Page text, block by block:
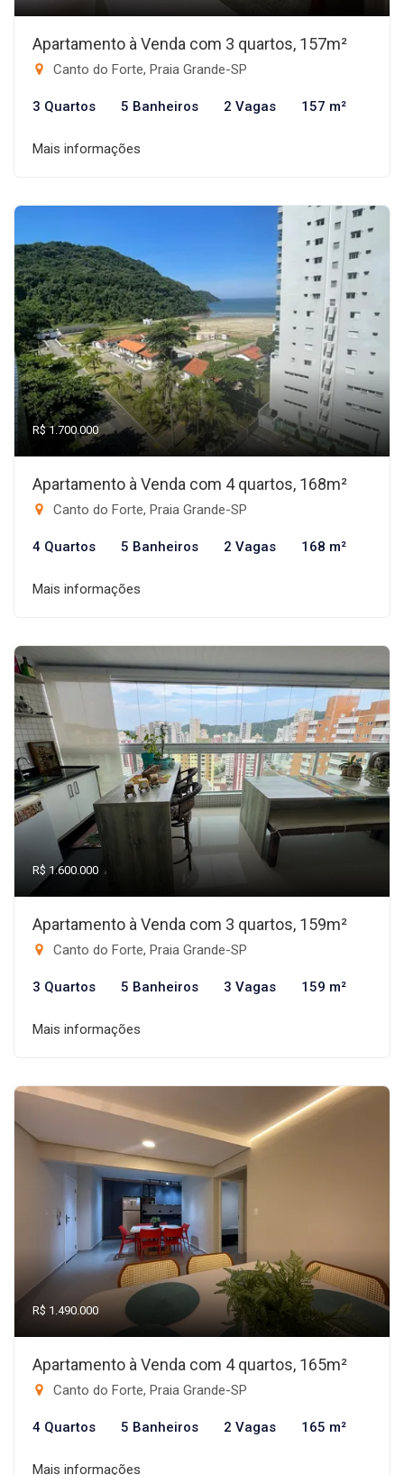
Apartamento à Venda com 3 quartos, 157m²
Canto do Forte, Praia Grande-SP
3 Quartos 5 Banheiros 2 Vagas 157 m²
Mais informações
R$ 1.700.000
Apartamento à Venda com 4 quartos, 168m²
Canto do Forte, Praia Grande-SP
4 Quartos 5 Banheiros 2 Vagas 168 m²
Mais informações
R$ 1.600.000
Apartamento à Venda com 3 quartos, 159m²
Canto do Forte, Praia Grande-SP
3 Quartos 5 Banheiros 3 Vagas 159 m²
Mais informações
R$ 1.490.000
Apartamento à Venda com 4 quartos, 165m²
Canto do Forte, Praia Grande-SP
4 Quartos 5 Banheiros 2 Vagas 165 m²
Mais informações